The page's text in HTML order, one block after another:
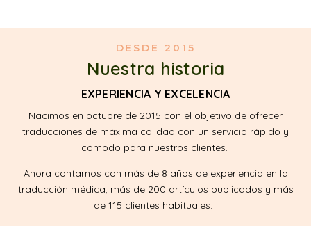
DESDE 2015
Nuestra historia
EXPERIENCIA Y EXCELENCIA
Nacimos en octubre de 2015 con el objetivo de ofrecer
traducciones de máxima calidad con un servicio rápido y
cómodo para nuestros clientes.
Ahora contamos con más de 8 años de experiencia en la
traducción médica, más de 200 artículos publicados y más
de 115 clientes habituales.